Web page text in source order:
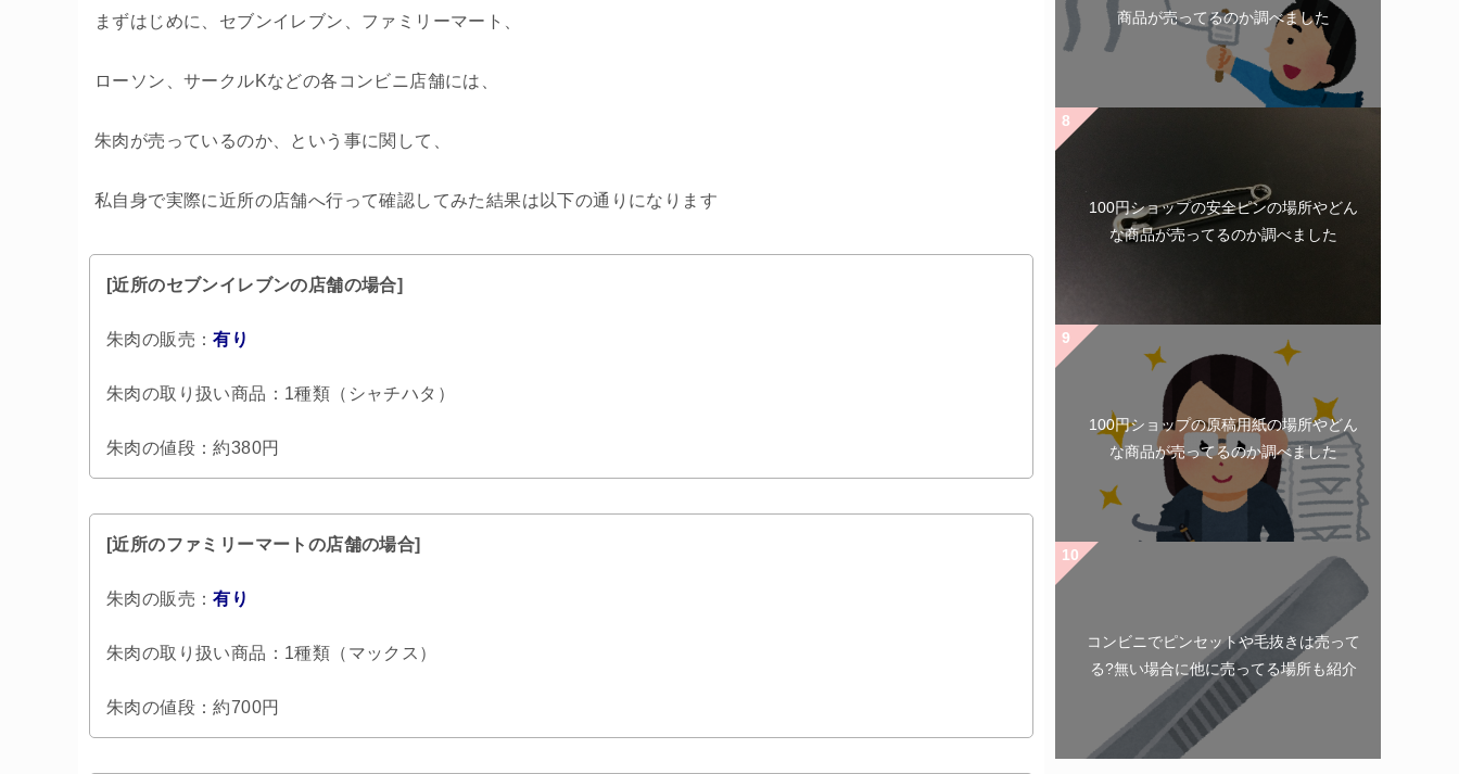
まずはじめに、セブンイレブン、ファミリーマート、
ローソン、サークルKなどの各コンビニ店舗には、
朱肉が売っているのか、という事に関して、
私自身で実際に近所の店舗へ行って確認してみた結果は以下の通りになります
[近所のセブンイレブンの店舗の場合]
朱肉の販売：有り
朱肉の取り扱い商品：1種類（シャチハタ）
朱肉の値段：約380円
[近所のファミリーマートの店舗の場合]
朱肉の販売：有り
朱肉の取り扱い商品：1種類（マックス）
朱肉の値段：約700円
商品が売ってるのか調べました
100円ショップの安全ピンの場所やどん
な商品が売ってるのか調べました
100円ショップの原稿用紙の場所やどん
な商品が売ってるのか調べました
コンビニでピンセットや毛抜きは売って
る?無い場合に他に売ってる場所も紹介